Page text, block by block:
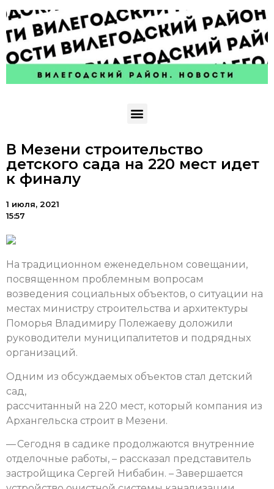
В Мезени строительство
детского сада на 220 мест идет
к финалу
1 июля, 2021
15:57
На традиционном еженедельном совещании,
посвященном проблемным вопросам
возведения социальных объектов, о ситуации на
местах министру строительства и архитектуры
Поморья Владимиру Полежаеву доложили
руководители муниципалитетов и подрядных
организаций.
Одним из обсуждаемых объектов стал детский
сад,
рассчитанный на 220 мест, который компания из
Архангельска строит в Мезени.
— Сегодня в садике продолжаются внутренние
отделочные работы, – рассказал представитель
застройщика Сергей Нибабин. – Завершается